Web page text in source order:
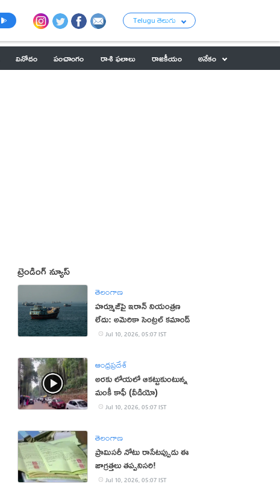
Telugu తెలుగు
వినోదం పంచాంగం రాశి ఫలాలు రాజకీయం
అనేకం
ట్రెండింగ్ న్యూస్
తెలంగాణ
హర్మూజ్‌పై ఇరాన్‌ నియంత్రణ
లేదు: అమెరికా సెంట్రల్‌ కమాండ్‌
Jul 10, 2026, 05:07 IST
ఆంధ్రప్రదేశ్
అరకు లోయలో ఆకట్టుకుంటున్న
మంకీ కాఫీ (వీడియో)
Jul 10, 2026, 05:07 IST
తెలంగాణ
ప్రామిసరీ నోటు రాసేటప్పుడు ఈ
జాగ్రత్తలు తప్పనిసరి!
Jul 10, 2026, 05:07 IST